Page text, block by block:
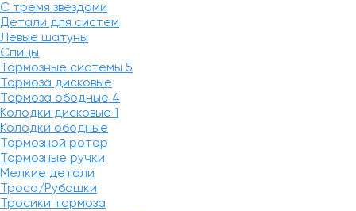
С тремя звездами
Детали для систем
Левые шатуны
Спицы
Тормозные системы 5
Тормоза дисковые
Тормоза ободные 4
Колодки дисковые 1
Колодки ободные
Тормозной ротор
Тормозные ручки
Мелкие детали
Троса/Рубашки
Тросики тормоза